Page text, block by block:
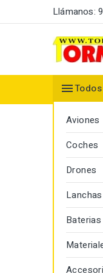
Llámanos:

Aviones
Coches
Drones
Lanchas
Baterias